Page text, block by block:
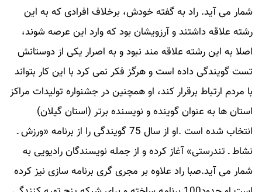
شمار می آید. راد به گفته خودش، برخلاف افرادی که به این
رشته علاقه داشتند و آرزویشان بود که وارد این عرصه شوند،
اصلا به این رشته علاقه مند نبود و به اصرار یکی از دوستانش
تست گویندگی داده است و هرگز فکر نمی کرد با این کار بتواند
با مردم ارتباط برقرار کند، او همچنین در جشنواره تولیدات مراکز
استان ها به عنوان گوینده و نویسنده برتر (استان گیلان)
انتخاب شده است .او از سال 75 گویندگی را از برنامه «ورزش ـ
نشاط ـ تندرستی» آغاز کرده و از جمله نویسندگان رادیویی به
شمار می آید.صبا راد علاوه بر مجری گری برنامه سازی نیز کرده